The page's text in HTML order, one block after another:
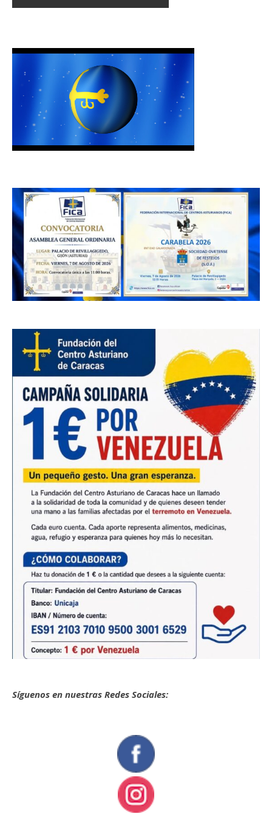
Síguenos en nuestras Redes Sociales: